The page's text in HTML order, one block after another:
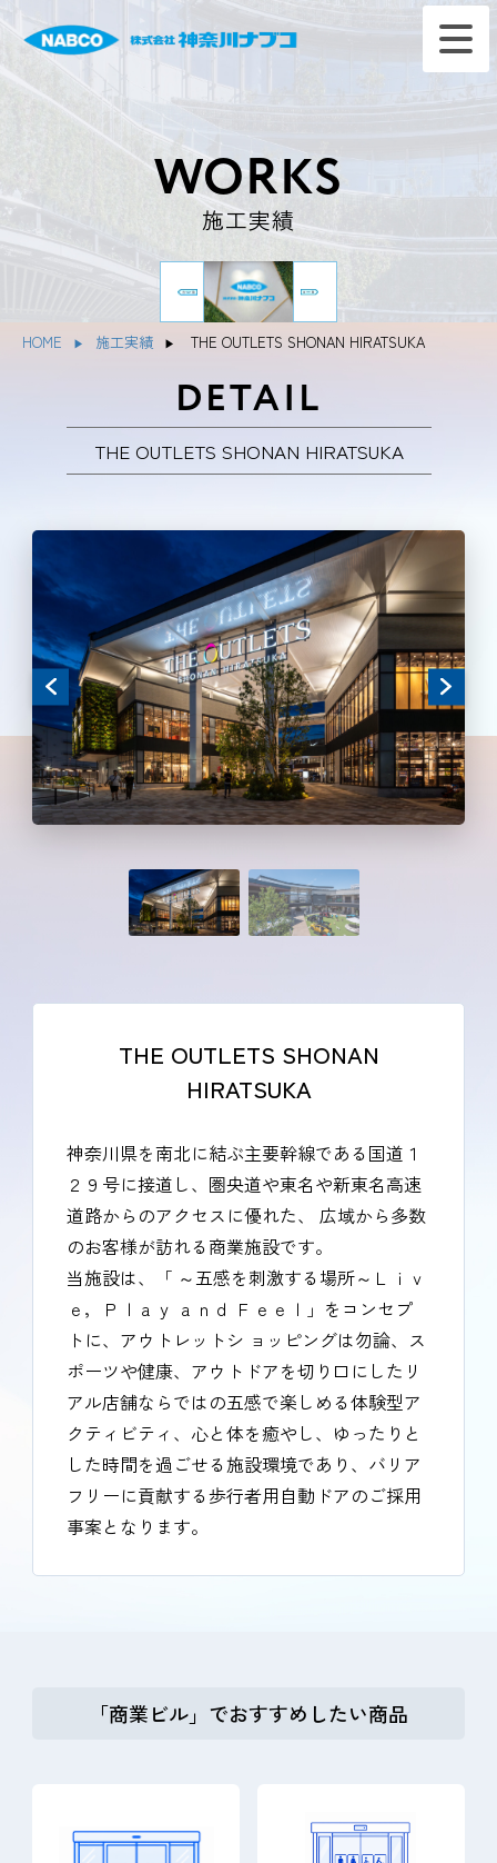
WORKS
施工実績
HOME 施工実績 THE OUTLETS SHONAN HIRATSUKA
DETAIL
THE OUTLETS SHONAN HIRATSUKA
THE OUTLETS SHONAN
HIRATSUKA
神奈川県を南北に結ぶ主要幹線である国道１
２９号に接道し、圏央道や東名や新東名高速
道路からのアクセスに優れた、 広域から多数
のお客様が訪れる商業施設です。
当施設は、「 ～五感を刺激する場所～Ｌｉｖ
ｅ，Ｐｌａｙ ａｎｄ Ｆｅｅｌ」をコンセプ
トに、アウトレットシ ョッピングは勿論、ス
ポーツや健康、アウトドアを切り口にしたリ
アル店舗ならではの五感で楽しめる体験型ア
クティビティ、心と体を癒やし、ゆったりと
した時間を過ごせる施設環境であり、バリア
フリーに貢献する歩行者用自動ドアのご採用
事案となります。
「商業ビル」でおすすめしたい商品